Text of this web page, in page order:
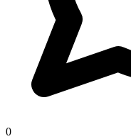
0